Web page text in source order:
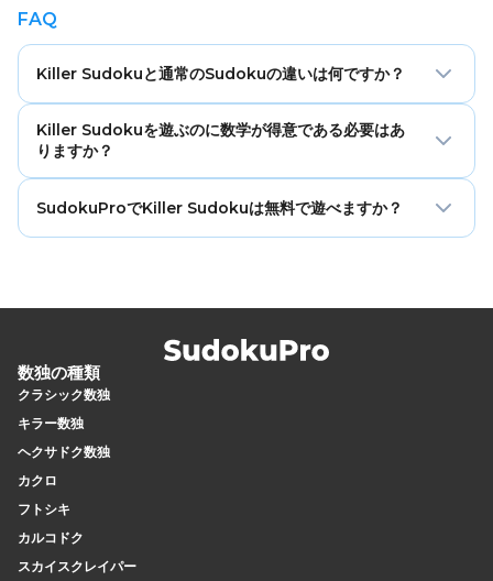
FAQ
Killer Sudokuと通常のSudokuの違いは何ですか？
があらかじめ配置されています。Killer Sudokuでは、それ
らの手がかりの大半またはすべてがケージ、つまり目標合計
ケージ内で同じ数字を重複させないというルールが加わりま
す。解き方は、合計に関する計算上の推論と、行・列・ボッ
Killer Sudokuを遊ぶのに数学が得意である必要はあ
りますか？
けで、そのほとんどは「キラーの組み合わせ」の簡単な表で
確認できます。パズルの本質は論理であり、数学は各ケージ
SudokuProでKiller Sudokuは無料で遊べますか？
数独の種類
クラシック数独
キラー数独
ヘクサドク数独
カクロ
フトシキ
カルコドク
スカイスクレイパー